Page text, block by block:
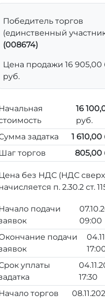
Победитель торгов
(единственный
(008674)
Цена продажи 16 905,00
руб.
Начальная
16
руб.
задатка
1 610,00
Шаг торгов
805,00
Цена без НДС (НДС
п. 2.30.2 ст.
Начало подачи
09:00
подачи
уплаты
17:30
Начало торгов